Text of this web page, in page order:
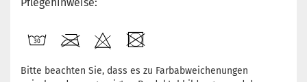
Bitte beachten Sie, dass es zu Farbabweichenungen